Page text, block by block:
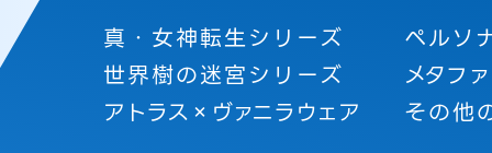
真・女神転生シリーズ
ペルソ
世界樹の迷宮シリーズ
メタフ
アトラス×ヴァニラウェア
その他